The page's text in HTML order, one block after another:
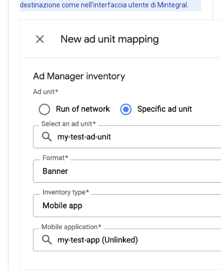
destinazione come nell'interfaccia utente di Mintegral.